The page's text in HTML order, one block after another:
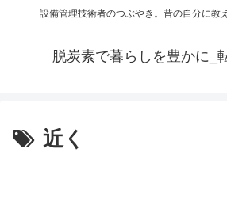
設備管理技術者のつぶやき。昔の自分に教
脱炭素で暮らしを豊かに_
近く